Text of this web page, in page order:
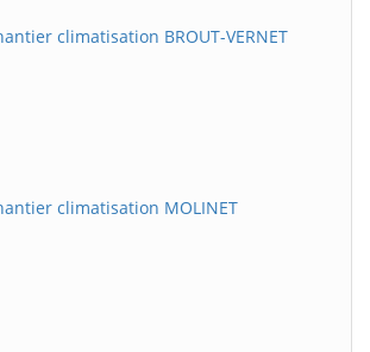
climatisation BROUT-VERNET
climatisation MOLINET